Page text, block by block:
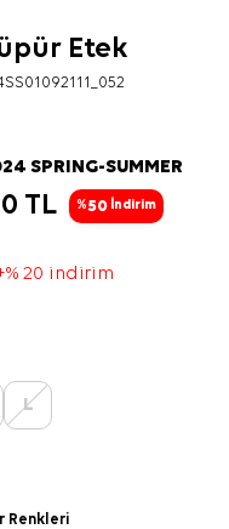
Etek
SPRING-SUMMER
TL %50 İndirim
20 indirim
L
Renkleri